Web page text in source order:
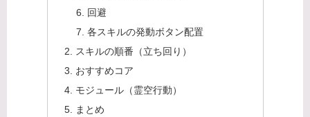
回避
各スキルの発動ボタン配置
スキルの順番（立ち回り）
おすすめコア
モジュール（霊空行動）
まとめ